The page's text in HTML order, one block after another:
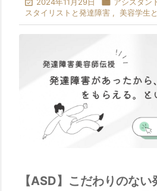
スタイリストと発達障害 , 美容学生
【ASD】こだわりのな